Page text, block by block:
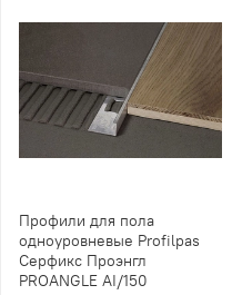
Профили для пола
одноуровневые Profilpas
Серфикс Проэнгл
PROANGLE AI/150